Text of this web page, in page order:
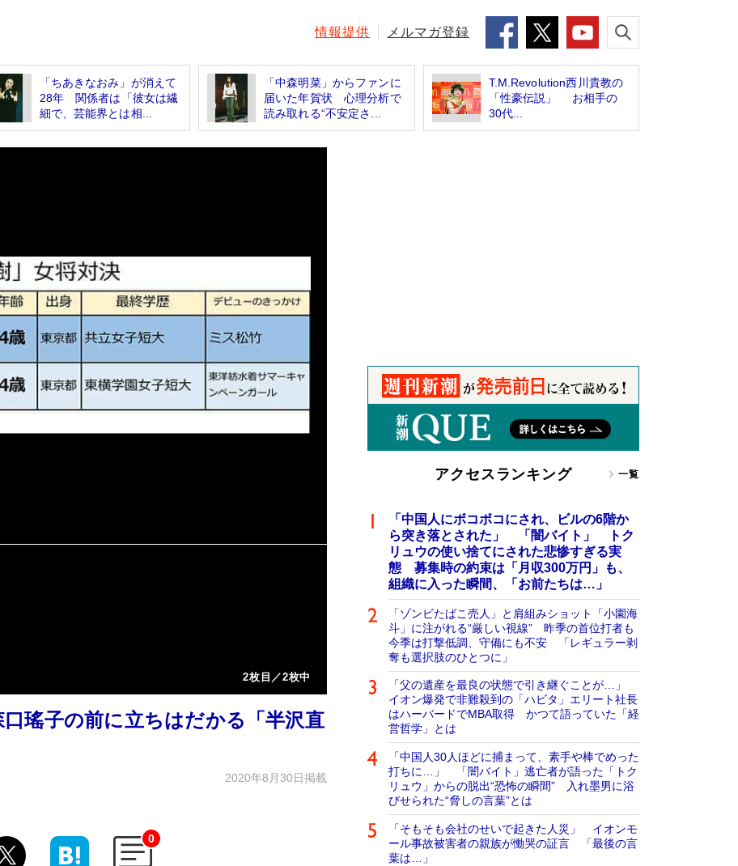
情報提供 メルマガ登録
「ちあきなおみ」が消えて
28年 関係者は「彼女は繊
細で、芸能界とは相...
「中森明菜」からファンに
届いた年賀状 心理分析で
読み取れる“不安定さ...
T.M.Revolution西川貴教の
「性豪伝説」 お相手の
30代...
2枚目／2枚中
瑤子の前に立ちはだかる「半沢直
2020年8月30日掲載
0
アクセスランキング 一覧
「中国人にボコボコにされ、ビルの6階か
ら突き落とされた」 「闇バイト」 トク
リュウの使い捨てにされた悲惨すぎる実
態 募集時の約束は「月収300万円」も、
組織に入った瞬間、「お前たちは…」
「ゾンビたばこ売人」と肩組みショット「小園海
斗」に注がれる“厳しい視線” 昨季の首位打者も
今季は打撃低調、守備にも不安 「レギュラー剥
奪も選択肢のひとつに」
「父の遺産を最良の状態で引き継ぐことが…」
イオン爆発で非難殺到の「ハビタ」エリート社長
はハーバードでMBA取得 かつて語っていた「経
営哲学」とは
「中国人30人ほどに捕まって、素手や棒でめった
打ちに…」 「闇バイト」逃亡者が語った「トク
リュウ」からの脱出“恐怖の瞬間” 入れ墨男に浴
びせられた“脅しの言葉”とは
「そもそも会社のせいで起きた人災」 イオンモ
ール事故被害者の親族が慟哭の証言 「最後の言
葉は…」